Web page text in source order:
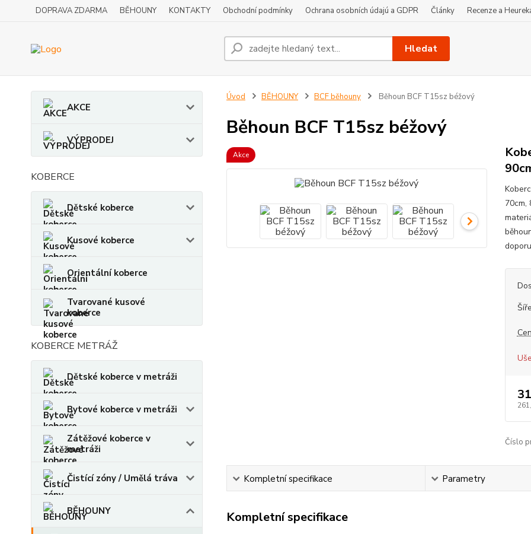
DOPRAVA ZDARMA BĚHOUNY KONTAKTY Obchodní podmínky Ochrana osobních údajú a GDPR Články Recenze a
Hledat
AKCE
VÝPRODEJ
KOBERCE
Dětské koberce
Kusové koberce
Orientální koberce
Tvarované kusové
koberce
KOBERCE METRÁŽ
Dětské koberce v metráži
Bytové koberce v metráži
Zátěžové koberce v
metráži
Čistící zóny / Umělá tráva
BĚHOUNY
Úvod BĚHOUNY BCF běhouny Běhoun BCF T15sz béžový
Běhoun BCF T15sz béžový
Akce
70cm,
Číslo
Kompletní specifikace Parametry
Kompletní specifikace